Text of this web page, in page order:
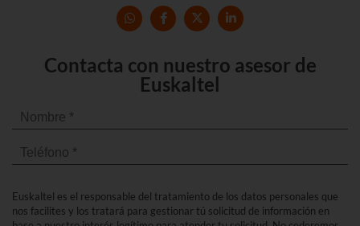
Contacta con nuestro asesor de
Euskaltel
Euskaltel es el responsable del tratamiento de los datos personales que
nos facilites y los tratará para gestionar tú solicitud de información en